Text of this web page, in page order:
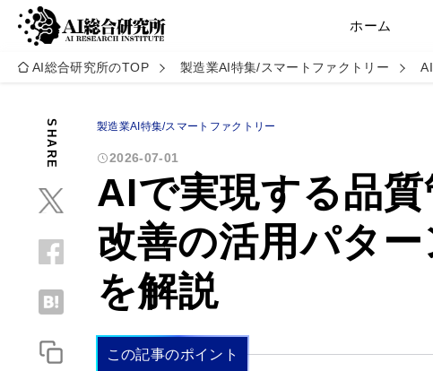
ホーム
AI総合研究所のTOP 製造業AI特集/スマートファクトリー
SHARE 製造業AI特集/スマートファクトリー
2026-07-01
AIで実現する品質
改善の活用パタ
を解説
この記事のポイント